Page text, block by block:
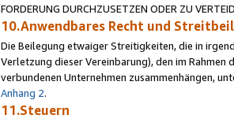
FORDERUNG DURCHZUSETZEN ODER ZU
10.Anwendbares Recht und
Die Beilegung etwaiger Streitigkeiten, die in
Verletzung dieser Vereinbarung), den im
verbundenen Unternehmen zusammenhängen,
Anhang 2.
11.Steuern